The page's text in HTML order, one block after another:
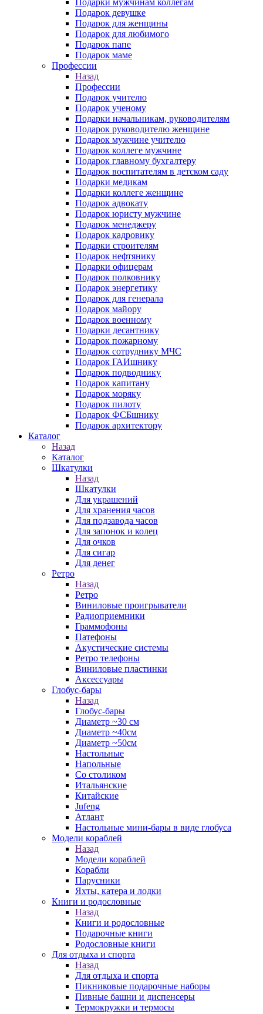
Подарки мужчинам коллегам
Подарок девушке
Подарок для женщины
Подарок для любимого
Подарок папе
Подарок маме
Профессии
Назад
Профессии
Подарок учителю
Подарок ученому
Подарки начальникам, руководителям
Подарок руководителю женщине
Подарок мужчине учителю
Подарок коллеге мужчине
Подарок главному бухгалтеру
Подарок воспитателям в детском саду
Подарки медикам
Подарки коллеге женщине
Подарок адвокату
Подарок юристу мужчине
Подарок менеджеру
Подарок кадровику
Подарки строителям
Подарок нефтянику
Подарки офицерам
Подарок полковнику
Подарок энергетику
Подарок для генерала
Подарок майору
Подарок военному
Подарки десантнику
Подарок пожарному
Подарок сотруднику МЧС
Подарок ГАИшнику
Подарок подводнику
Подарок капитану
Подарок моряку
Подарок пилоту
Подарок ФСБшнику
Подарок архитектору
Каталог
Назад
Каталог
Шкатулки
Назад
Шкатулки
Для украшений
Для хранения часов
Для подзавода часов
Для запонок и колец
Для очков
Для сигар
Для денег
Ретро
Назад
Ретро
Виниловые проигрыватели
Радиоприемники
Граммофоны
Патефоны
Акустические системы
Ретро телефоны
Виниловые пластинки
Аксессуары
Глобус-бары
Назад
Глобус-бары
Диаметр ~30 см
Диаметр ~40см
Диаметр ~50см
Настольные
Напольные
Со столиком
Итальянские
Китайские
Jufeng
Атлант
Настольные мини-бары в виде глобуса
Модели кораблей
Назад
Модели кораблей
Корабли
Парусники
Яхты, катера и лодки
Книги и родословные
Назад
Книги и родословные
Подарочные книги
Родословные книги
Для отдыха и спорта
Назад
Для отдыха и спорта
Пикниковые подарочные наборы
Пивные башни и диспенсеры
Термокружки и термосы